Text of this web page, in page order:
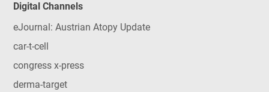
Digital Channels
eJournal: Austrian Atopy Update
car-t-cell
congress x-press
derma-target